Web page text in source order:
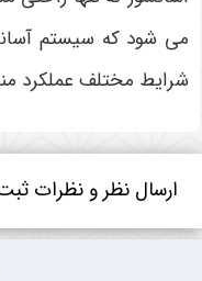
می شود که سیستم
شرایط مختلف عملکرد
ارسال نظر و نظرات